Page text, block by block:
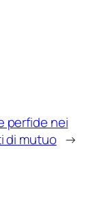
perfide nei
di mutuo →